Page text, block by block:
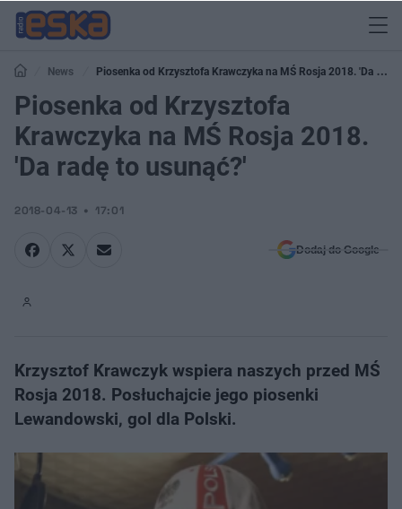
News
Piosenka od Krzysztofa Krawczyka na MŚ Rosja 2018. 'Da radę
to usunąć?'
Piosenka od Krzysztofa
Krawczyka na MŚ Rosja 2018.
'Da radę to usunąć?'
2018-04-13 17:01
Dodaj do Google
Krzysztof Krawczyk wspiera naszych przed MŚ
Rosja 2018. Posłuchajcie jego piosenki
Lewandowski, gol dla Polski.